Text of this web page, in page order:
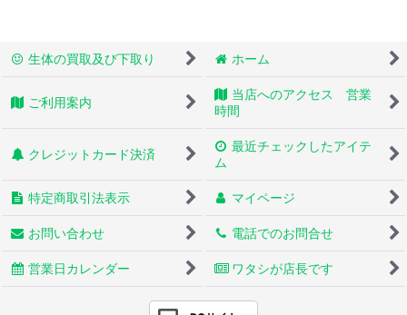
生体の買取及び下取り ホーム
ご利用案内
当店へのアクセス 営業
時間
クレジットカード決済
最近チェックしたアイテ
ム
特定商取引法表示 マイページ
お問い合わせ 電話でのお問合せ
営業日カレンダー ワタシが店長です